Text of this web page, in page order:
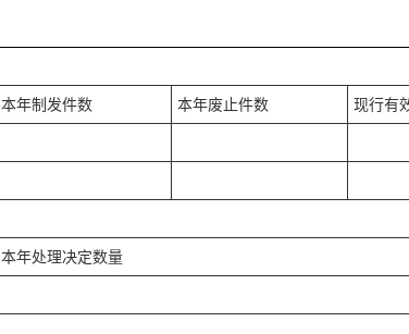
本年制发件数 本年废止件数 现行有
本年处理决定数量